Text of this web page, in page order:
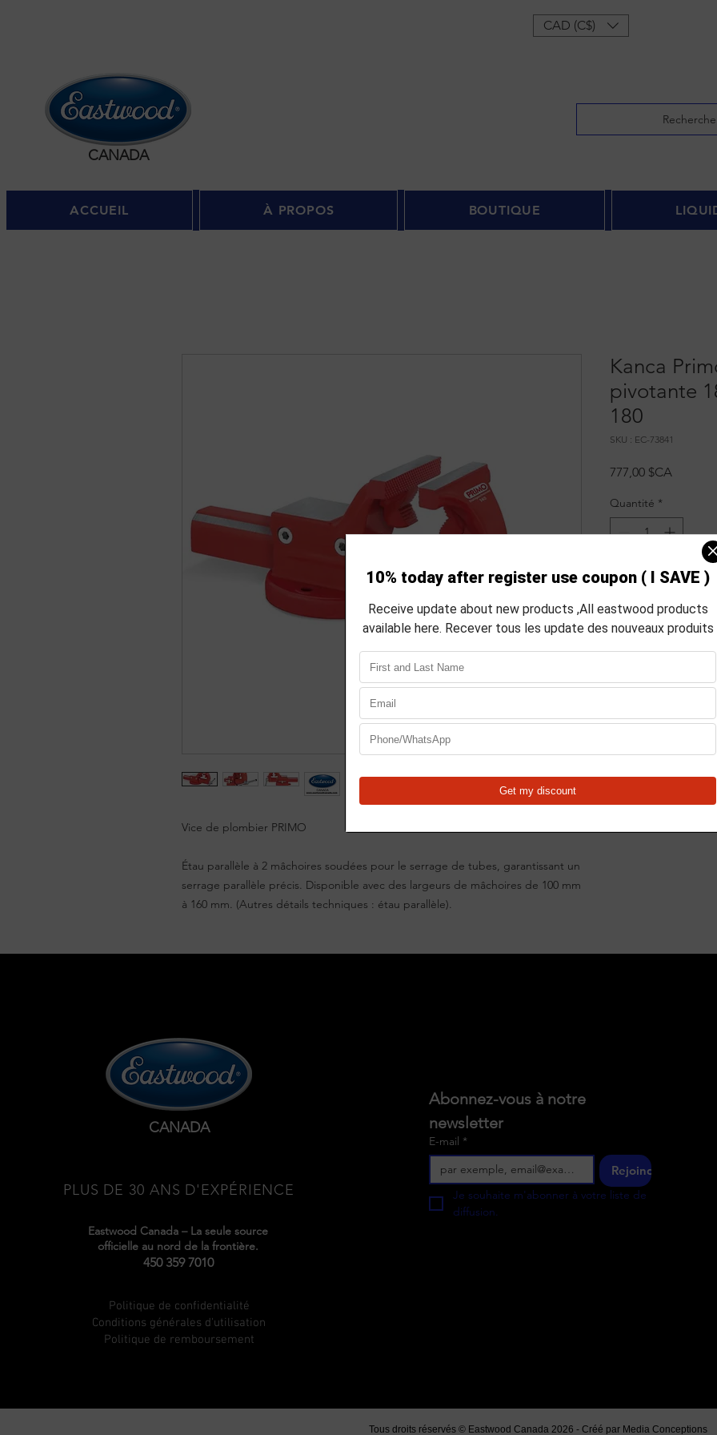
CAD (C$)
CANADA
Recherche
ACCUEIL À PROPOS BOUTIQUE
Vice de plombier PRIMO
Étau parallèle à 2 mâchoires soudées pour le serrage de tubes, garantissant un
serrage parallèle précis. Disponible avec des largeurs de mâchoires de 100 mm
à 160 mm. (Autres détails techniques : étau parallèle).
Kanca
pivotante
180
SKU : EC-73841
777,00 $CA
Quantité *
Délai de livraison
Info
utilisation en
Mâchoires de
avec précision (50-
CANADA
PLUS DE 30 ANS D'EXPÉRIENCE
Eastwood Canada – La seule source
officielle au nord de la frontière.
450 359 7010
Politique de confidentialité
Conditions générales d'utilisation
Politique de remboursement
Abonnez-vous à notre
newsletter
E-mail *
Rejoindre
Je souhaite m'abonner à votre liste de
diffusion.
Tous droits réservés © Eastwood Canada 2026 - Créé par Media Conceptions